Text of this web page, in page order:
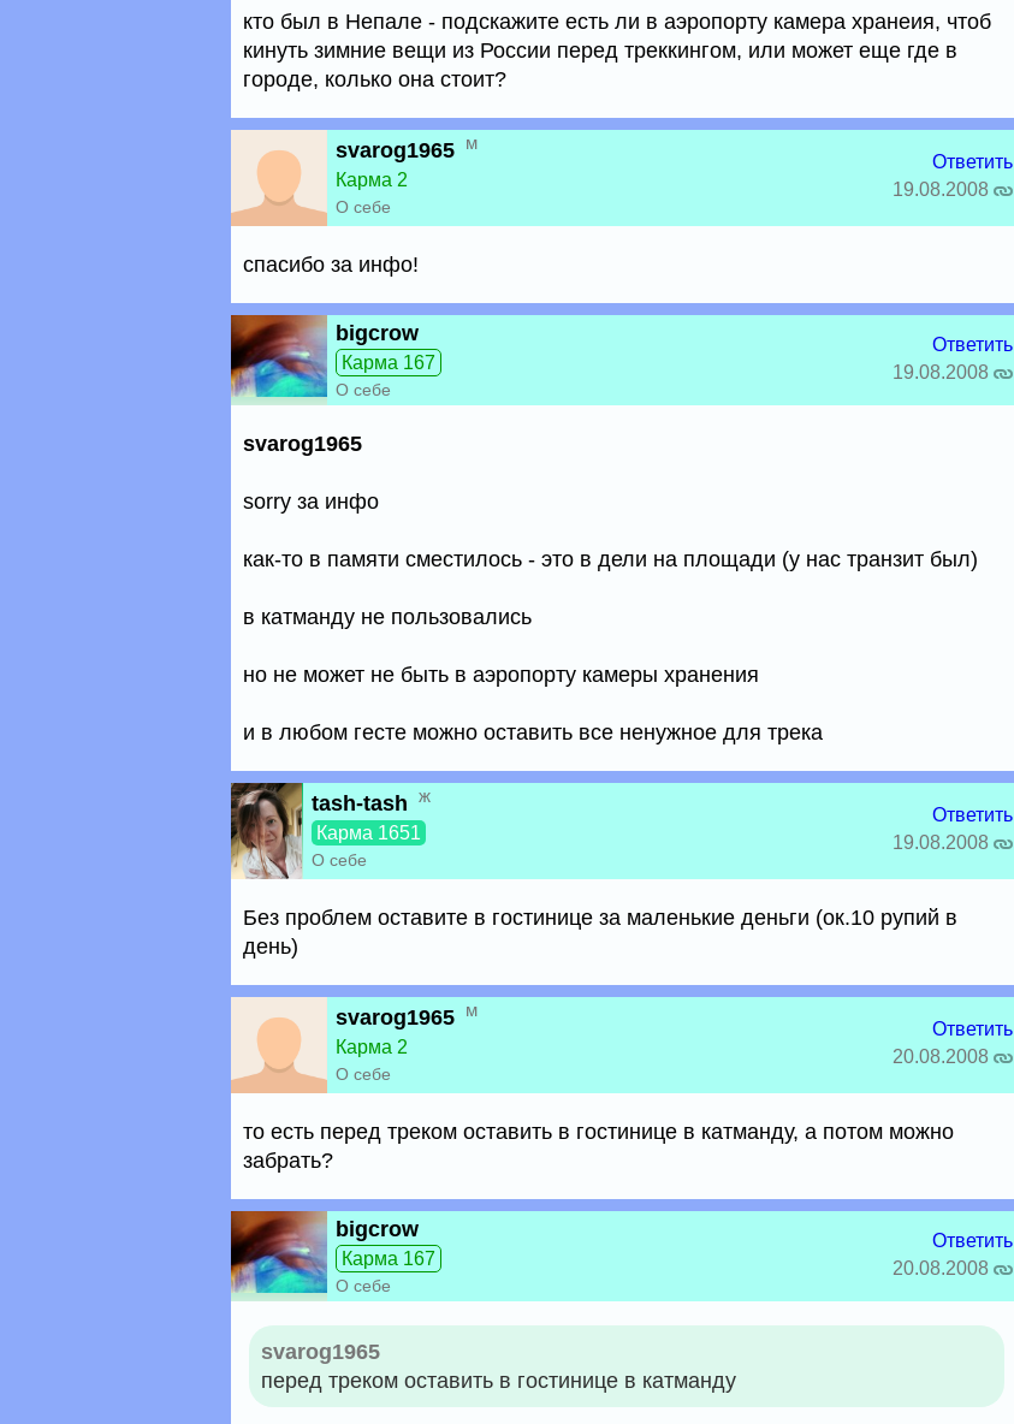
кто был в Непале - подскажите есть ли в аэропорту камера хранеия, чтоб
кинуть зимние вещи из России перед треккингом, или может еще где в
городе, колько она стоит?
svarog1965 м
Карма 2
О себе
Ответить
19.08.2008
спасибо за инфо!
bigcrow
Карма 167
О себе
Ответить
19.08.2008
svarog1965
sorry за инфо
как-то в памяти сместилось - это в дели на площади (у нас транзит был)
в катманду не пользовались
но не может не быть в аэропорту камеры хранения
и в любом гесте можно оставить все ненужное для трека
tash-tash ж
Карма 1651
О себе
Ответить
19.08.2008
Без проблем оставите в гостинице за маленькие деньги (ок.10 рупий в
день)
svarog1965 м
Карма 2
О себе
Ответить
20.08.2008
то есть перед треком оставить в гостинице в катманду, а потом можно
забрать?
bigcrow
Карма 167
О себе
Ответить
20.08.2008
svarog1965
перед треком оставить в гостинице в катманду